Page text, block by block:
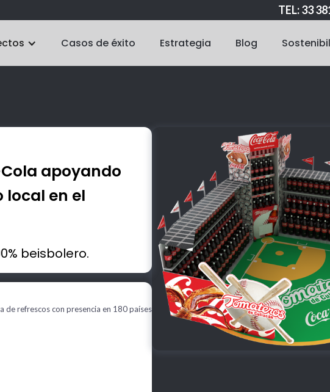
TEL: 33
Casos de éxito Estrategia Blog
apoyando
local en el
beisbolero.
refrescos con presencia en 180 países